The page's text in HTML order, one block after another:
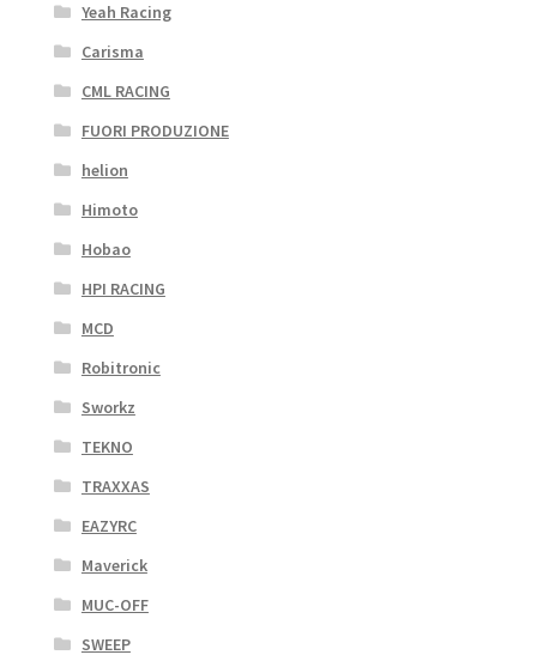
Yeah Racing
Carisma
CML RACING
FUORI PRODUZIONE
helion
Himoto
Hobao
HPI RACING
MCD
Robitronic
Sworkz
TEKNO
TRAXXAS
EAZYRC
Maverick
MUC-OFF
SWEEP